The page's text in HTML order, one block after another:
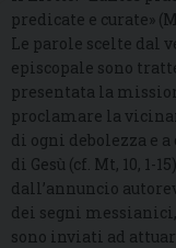
predicate e curate»
Le parole scelte dal
episcopale sono
presentata la
proclamare la
di ogni debolezza e
di Gesù (cf. Mt, 10, 1-
dall’annuncio
dei segni
sono inviati ad